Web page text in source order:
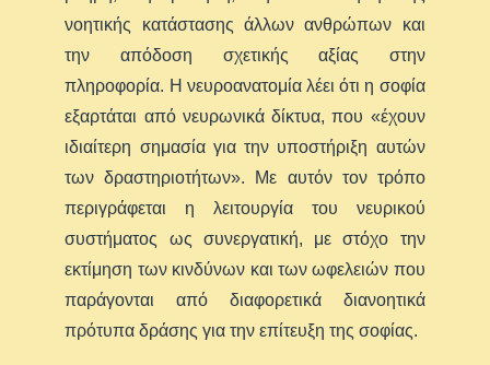
νοητικής κατάστασης άλλων ανθρώπων και
την απόδοση σχετικής αξίας στην
πληροφορία. Η νευροανατομία λέει ότι η σοφία
εξαρτάται από νευρωνικά δίκτυα, που «έχουν
ιδιαίτερη σημασία για την υποστήριξη αυτών
των δραστηριοτήτων». Με αυτόν τον τρόπο
περιγράφεται η λειτουργία του νευρικού
συστήματος ως συνεργατική, με στόχο την
εκτίμηση των κινδύνων και των ωφελειών που
παράγονται από διαφορετικά διανοητικά
πρότυπα δράσης για την επίτευξη της σοφίας.